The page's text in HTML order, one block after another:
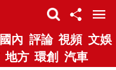
國內 評論 視頻 文娛
地方 環創 汽車